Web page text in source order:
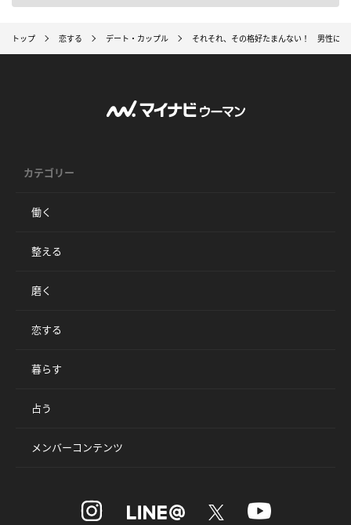
トップ 恋する デート・カップル それそれ、その格好たまんない！ 男性に
カテゴリー
働く
整える
磨く
恋する
暮らす
占う
メンバーコンテンツ